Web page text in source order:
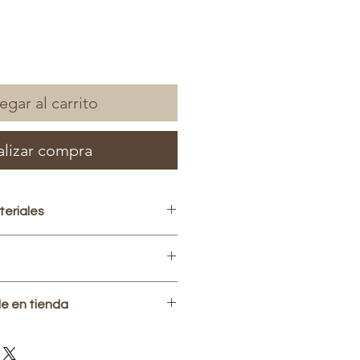
al carrito
compra
en tienda
cuando Atención al Cliente.